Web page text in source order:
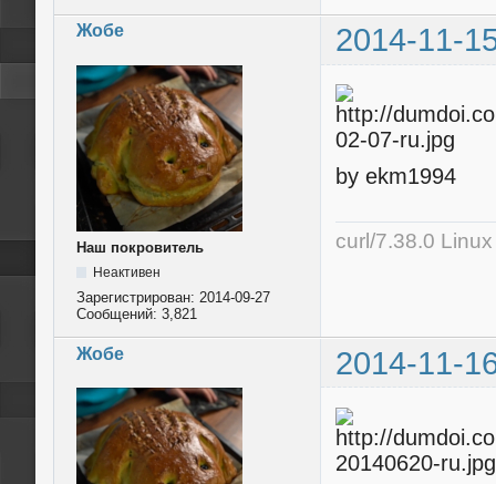
Жобе 2014-11-
Наш покровитель
Неактивен
Зарегистрирован: 2014-09-27
Сообщений: 3,821
by ekm1994
curl/7.38.0
Жобе 2014-11-